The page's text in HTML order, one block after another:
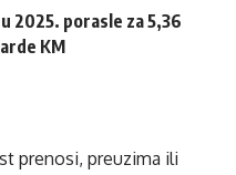
2025. porasle za 5,36
KM
prenosi, preuzima ili